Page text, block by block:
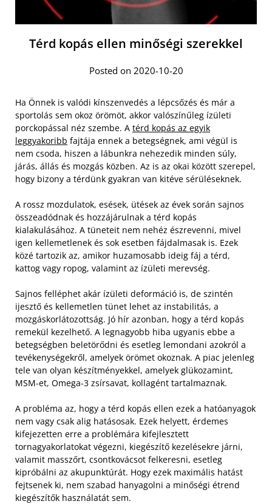
Térd kopás ellen minőségi szerekkel
Posted on 2020-10-20
Ha Önnek is valódi kínszenvedés a lépcsőzés és már a
sportolás sem okoz örömöt, akkor valószínűleg ízületi
porckopással néz szembe. A térd kopás az egyik
leggyakoribb fajtája ennek a betegségnek, ami végül is
nem csoda, hiszen a lábunkra nehezedik minden súly,
járás, állás és mozgás közben. Az is az okai között szerepel,
hogy bizony a térdünk gyakran van kitéve sérüléseknek.
A rossz mozdulatok, esések, ütések az évek során sajnos
összeadódnak és hozzájárulnak a térd kopás
kialakulásához. A tüneteit nem nehéz észrevenni, mivel
igen kellemetlenek és sok esetben fájdalmasak is. Ezek
közé tartozik az, amikor huzamosabb ideig fáj a térd,
kattog vagy ropog, valamint az ízületi merevség.
Sajnos felléphet akár ízületi deformáció is, de szintén
ijesztő és kellemetlen tünet lehet az instabilitás, a
mozgáskorlátozottság. Jó hír azonban, hogy a térd kopás
remekül kezelhető. A legnagyobb hiba ugyanis ebbe a
betegségben beletörődni és esetleg lemondani azokról a
tevékenységekről, amelyek örömet okoznak. A piac jelenleg
tele van olyan készítményekkel, amelyek glükozamint,
MSM-et, Omega-3 zsírsavat, kollagént tartalmaznak.
A probléma az, hogy a térd kopás ellen ezek a hatóanyagok
nem vagy csak alig hatásosak. Ezek helyett, érdemes
kifejezetten erre a problémára kifejlesztett
tornagyakorlatokat végezni, kiegészítő kezelésekre járni,
valamit masszőrt, csontkovácsot felkeresni, esetleg
kipróbálni az akupunktúrát. Hogy ezek maximális hatást
fejtsenek ki, nem szabad hanyagolni a minőségi étrend
kiegészítők használatát sem.